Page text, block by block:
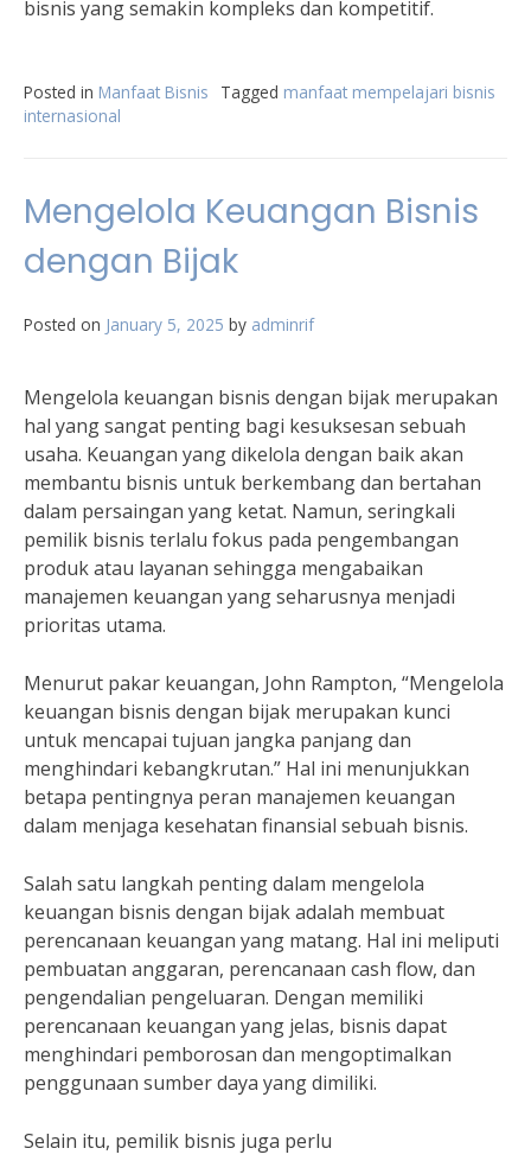
bisnis yang semakin kompleks dan kompetitif.
Posted in Manfaat Bisnis Tagged manfaat mempelajari bisnis
internasional
Mengelola Keuangan Bisnis
dengan Bijak
Posted on January 5, 2025 by adminrif
Mengelola keuangan bisnis dengan bijak merupakan
hal yang sangat penting bagi kesuksesan sebuah
usaha. Keuangan yang dikelola dengan baik akan
membantu bisnis untuk berkembang dan bertahan
dalam persaingan yang ketat. Namun, seringkali
pemilik bisnis terlalu fokus pada pengembangan
produk atau layanan sehingga mengabaikan
manajemen keuangan yang seharusnya menjadi
prioritas utama.
Menurut pakar keuangan, John Rampton, “Mengelola
keuangan bisnis dengan bijak merupakan kunci
untuk mencapai tujuan jangka panjang dan
menghindari kebangkrutan.” Hal ini menunjukkan
betapa pentingnya peran manajemen keuangan
dalam menjaga kesehatan finansial sebuah bisnis.
Salah satu langkah penting dalam mengelola
keuangan bisnis dengan bijak adalah membuat
perencanaan keuangan yang matang. Hal ini meliputi
pembuatan anggaran, perencanaan cash flow, dan
pengendalian pengeluaran. Dengan memiliki
perencanaan keuangan yang jelas, bisnis dapat
menghindari pemborosan dan mengoptimalkan
penggunaan sumber daya yang dimiliki.
Selain itu, pemilik bisnis juga perlu